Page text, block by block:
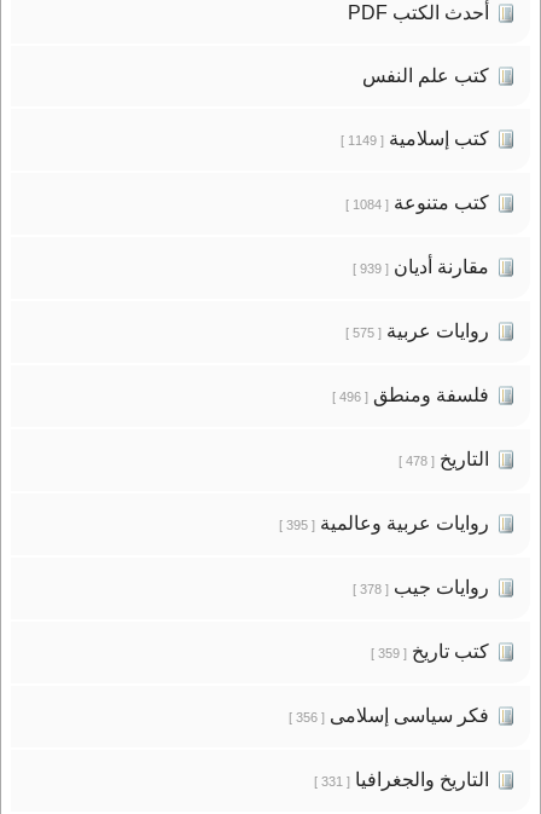
أحدث الكتب PDF
كتب علم النفس
كتب إسلامية[ 1149 ]
كتب متنوعة[ 1084 ]
مقارنة أديان[ 939 ]
روايات عربية[ 575 ]
فلسفة ومنطق[ 496 ]
التاريخ[ 478 ]
روايات عربية وعالمية[ 395 ]
روايات جيب[ 378 ]
كتب تاريخ[ 359 ]
فكر سياسى إسلامى[ 356 ]
التاريخ والجغرافيا[ 331 ]